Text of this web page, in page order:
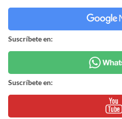
Suscríbete en:
Suscríbete en: